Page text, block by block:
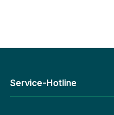
Service-Hotline